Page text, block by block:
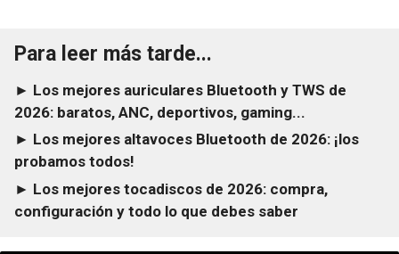
Para leer más tarde...
► Los mejores auriculares Bluetooth y TWS de
2026: baratos, ANC, deportivos, gaming...
► Los mejores altavoces Bluetooth de 2026: ¡los
probamos todos!
► Los mejores tocadiscos de 2026: compra,
configuración y todo lo que debes saber